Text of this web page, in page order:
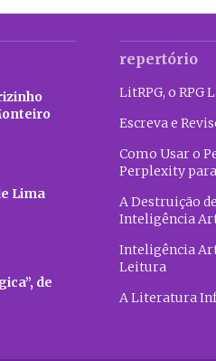
Lima
de
repertório
LitRPG, o RPG
Escreva e
Como Usar o
Perplexity
A Destruição
Inteligência
Inteligência
Leitura
A Literatura